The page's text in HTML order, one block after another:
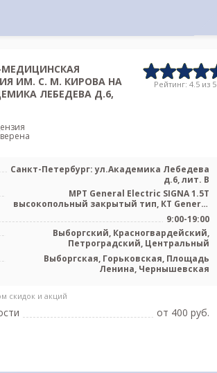
ИМ. С. М. КИРОВА НА
ЛЕБЕДЕВА Д.6,
Рейтинг: 4.5 из 5
Санкт-Петербург: ул.Академика Лебедева
д.6, лит. В
МРТ General Electric SIGNA 1.5T
высокопольный закрытый тип, КТ General
...
9:00-19:00
Выборгский, Красногвардейский,
Петроградский, Центральный
Выборгская, Горьковская, Площадь
Ленина, Чернышевская
скидок и акций
от 400 pуб.